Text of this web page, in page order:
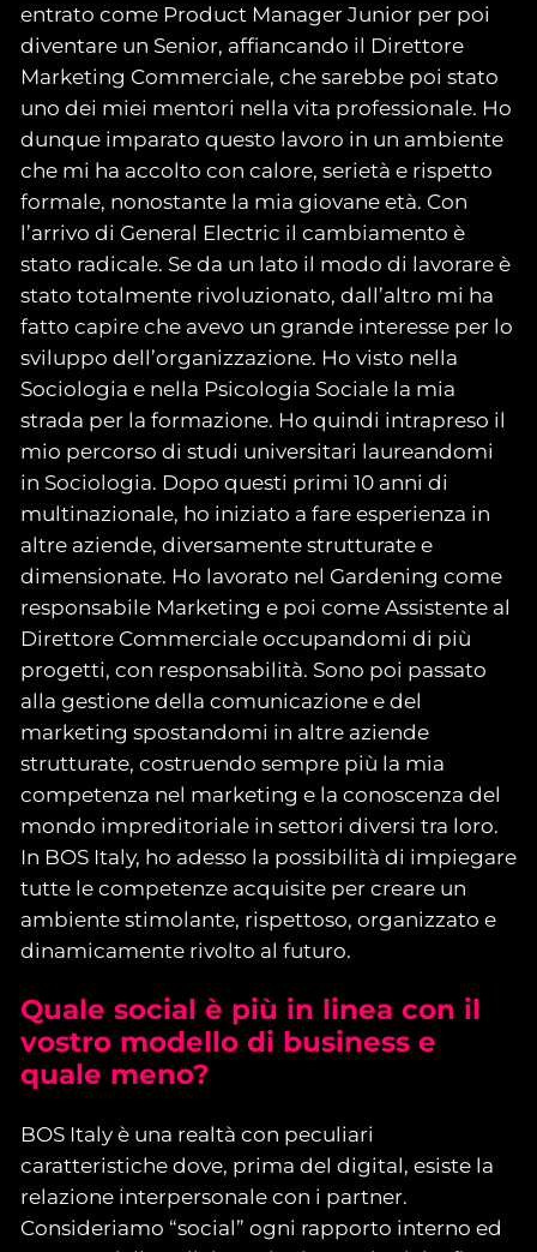
entrato come Product Manager Junior per poi
diventare un Senior, affiancando il Direttore
Marketing Commerciale, che sarebbe poi stato
uno dei miei mentori nella vita professionale. Ho
dunque imparato questo lavoro in un ambiente
che mi ha accolto con calore, serietà e rispetto
formale, nonostante la mia giovane età. Con
l’arrivo di General Electric il cambiamento è
stato radicale. Se da un lato il modo di lavorare è
stato totalmente rivoluzionato, dall’altro mi ha
fatto capire che avevo un grande interesse per lo
sviluppo dell’organizzazione. Ho visto nella
Sociologia e nella Psicologia Sociale la mia
strada per la formazione. Ho quindi intrapreso il
mio percorso di studi universitari laureandomi
in Sociologia. Dopo questi primi 10 anni di
multinazionale, ho iniziato a fare esperienza in
altre aziende, diversamente strutturate e
dimensionate. Ho lavorato nel Gardening come
responsabile Marketing e poi come Assistente al
Direttore Commerciale occupandomi di più
progetti, con responsabilità. Sono poi passato
alla gestione della comunicazione e del
marketing spostandomi in altre aziende
strutturate, costruendo sempre più la mia
competenza nel marketing e la conoscenza del
mondo impreditoriale in settori diversi tra loro.
In BOS Italy, ho adesso la possibilità di impiegare
tutte le competenze acquisite per creare un
ambiente stimolante, rispettoso, organizzato e
dinamicamente rivolto al futuro.
Quale social è più in linea con il
vostro modello di business e
quale meno?
BOS Italy è una realtà con peculiari
caratteristiche dove, prima del digital, esiste la
relazione interpersonale con i partner.
Consideriamo “social” ogni rapporto interno ed